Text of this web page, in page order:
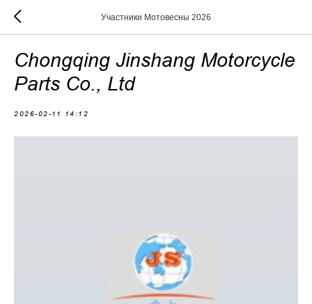
Участники Мотовесны 2026
Chongqing Jinshang Motorcycle
Parts Co., Ltd
2026-02-11 14:12